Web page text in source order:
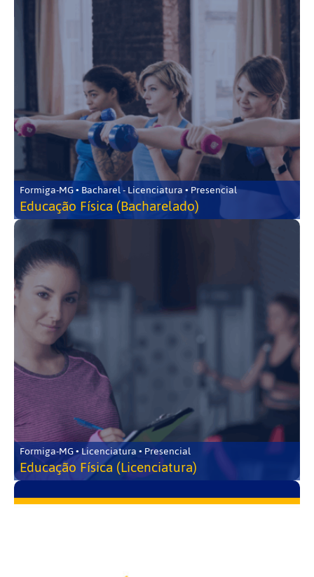
Formiga-MG • Bacharel - Licenciatura • Presencial
Educação Física (Bacharelado)
Formiga-MG • Licenciatura • Presencial
Educação Física (Licenciatura)